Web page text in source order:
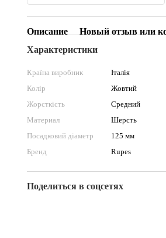
Описание
Новый отзыв или
Характеристики
Країна виробник
Італія
Колір
Жовтий
Жорсткість
Средний
Материал
Шерсть
Посадковий діаметр
125 мм
Бренд
Rupes
Поделиться в соцсетях